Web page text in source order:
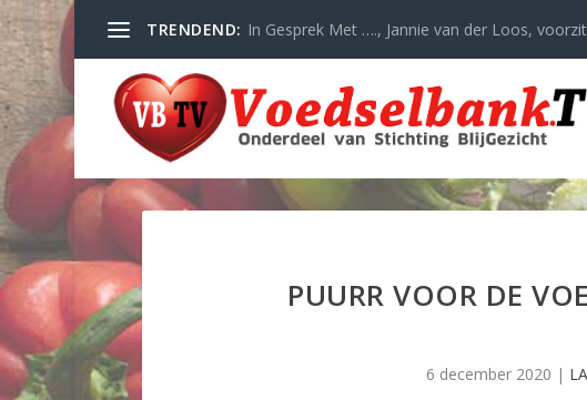
TRENDEND: In Gesprek Met …., Jannie van der Loos,
PUURR VOOR DE
6 december 2020 |